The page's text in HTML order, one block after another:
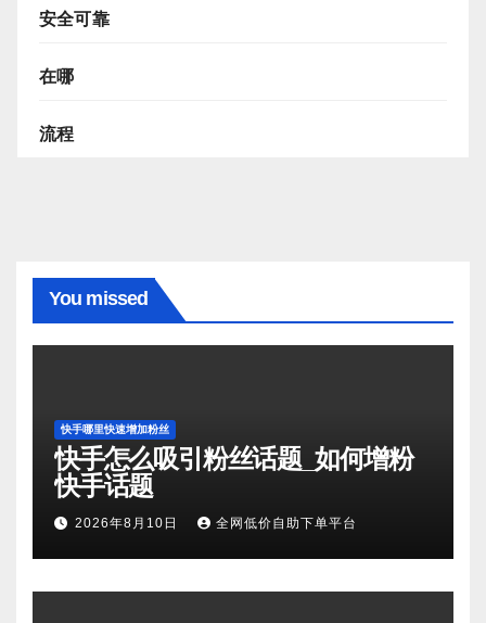
安全可靠
在哪
流程
You missed
快手哪里快速增加粉丝
快手怎么吸引粉丝话题_如何增粉
快手话题
2026年8月10日 全网低价自助下单平台